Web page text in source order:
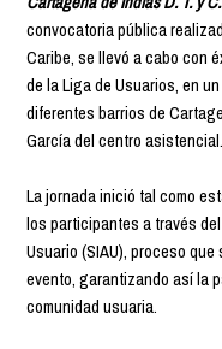
convocatoria pública
Caribe, se llevó a cabo con
de la Liga de Usuarios, en
diferentes barrios de
García del centro asistencial.
La jornada inició tal como
los participantes a través
Usuario (SIAU), proceso
evento, garantizando así la
comunidad usuaria.